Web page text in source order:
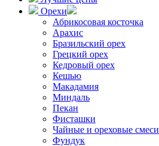
Орехи
Абрикосовая косточка
Арахис
Бразильский орех
Грецкий орех
Кедровый орех
Кешью
Макадамия
Миндаль
Пекан
Фисташки
Чайные и ореховые смеси
Фундук